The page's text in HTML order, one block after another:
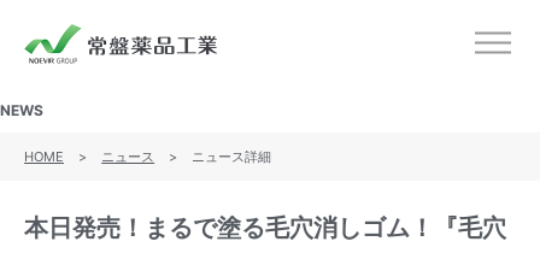
NEWS
HOME > ニュース > ニュース詳細
本日発売！まるで塗る毛穴消しゴム！『毛穴